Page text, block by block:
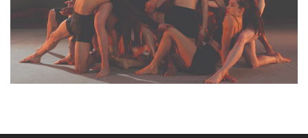
Maria Sardá. Hasta hace pocos días, en el
remodelado Lliure de Gràcia, Sardá leía artículos
de prensa, poemas y otros recortes, dando voz a
uno de los poetas más emblemáticos que ha tenido
la ciudad de Barcelona. Evidentemente, esta pareja